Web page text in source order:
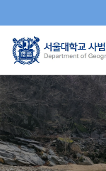
로
메
뉴